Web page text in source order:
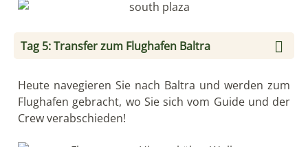
Tag 5: Transfer zum Flughafen Baltra
Heute navegieren Sie nach Baltra und werden zum
Flughafen gebracht, wo Sie sich vom Guide und der
Crew verabschieden!